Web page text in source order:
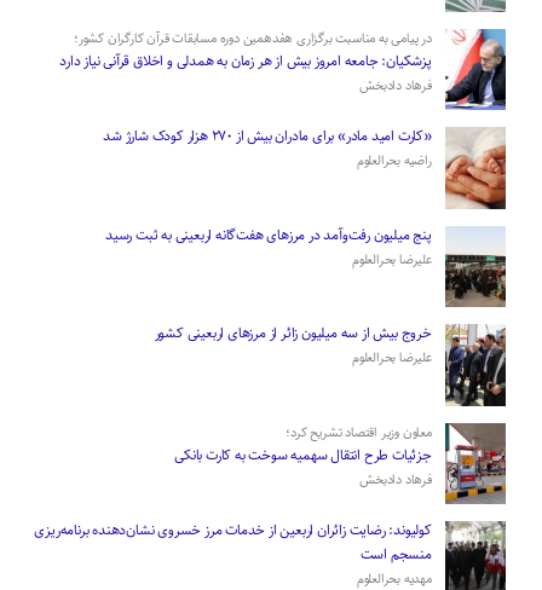
در پیامی به مناسبت برگزاری هفدهمین دوره مسابقات قرآن کارگران کشور؛
پزشکیان: جامعه امروز بیش از هر زمان به همدلی و اخلاق قرآنی نیاز دارد
فرهاد دادبخش
«کارت امید مادر» برای مادران بیش از ۲۷۰ هزار کودک شارژ شد
راضیه بحرالعلوم
پنج میلیون رفت‌وآمد در مرزهای هفت‌گانه اربعینی به ثبت رسید
علیرضا بحرالعلوم
­خروج بیش از سه میلیون زائر از مرز‌های اربعینی کشور
علیرضا بحرالعلوم
معاون وزیر اقتصاد تشریح کرد؛
جزئیات طرح انتقال سهمیه سوخت به کارت بانکی
فرهاد دادبخش
کولیوند: رضایت زائران اربعین از خدمات مرز خسروی نشان‌دهنده برنامه‌ریزی
منسجم است
مهدیه بحرالعلوم